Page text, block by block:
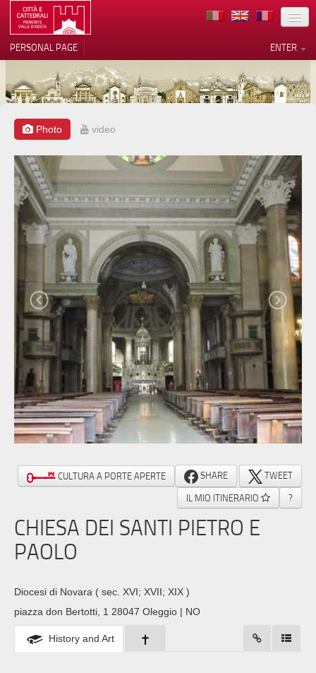
LOCATION
ARCHITECTURE
MUSEUMS
ITINERARIES
EVENTS
HOST
VOLUNTEERS
PRESS
ENTER
PERSONAL PAGE
Photo video
CULTURA A PORTE APERTE SHARE
TWEET
IL MIO ITINERARIO
?
CHIESA DEI SANTI PIETRO E
PAOLO
Diocesi di Novara ( sec. XVI; XVII; XIX )
piazza don Bertotti, 1 28047 Oleggio | NO
History and Art
Notice at collection
Your Privacy Choices